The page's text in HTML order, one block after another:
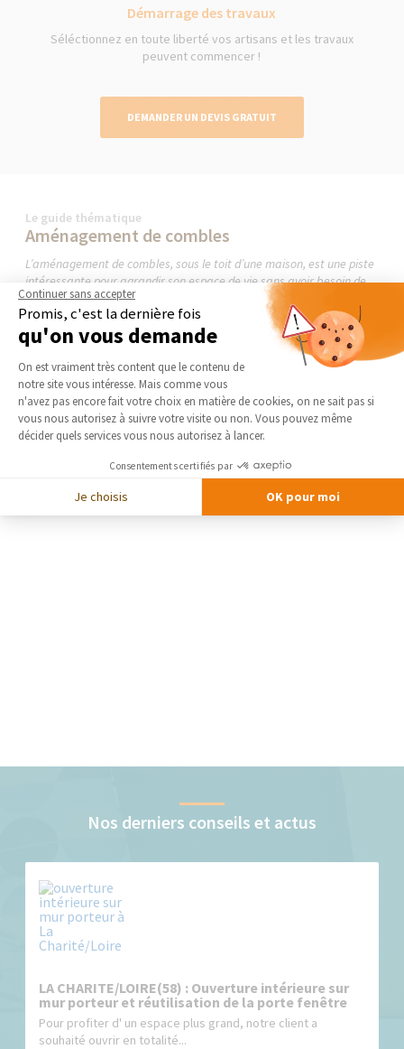
Démarrage des travaux
Séléctionnez en toute liberté vos artisans et les travaux
peuvent commencer !
DEMANDER UN DEVIS GRATUIT
Le guide thématique
Aménagement de combles
L’aménagement de combles, sous le toit d’une maison, est une piste
intéressante pour agrandir son espace de vie sans avoir besoin de
faire construire une extension ou de surélever sa maison. Il permet
d’accueillir, par exemple, une chambre supplémentaire. Tout ce qu’il
faut savoir pour un projet d’agrandissement...
LIRE LE GUIDE THÉMATIQUE
Nos derniers conseils et actus
LA CHARITE/LOIRE(58) : Ouverture intérieure sur
mur porteur et réutilisation de la porte fenêtre
Pour profiter d' un espace plus grand, notre client a
souhaité ouvrir en totalité...
Continuer sans accepter
Promis, c'est la dernière fois
qu'on vous demande
Plateforme de Gestion du
On est vraiment très content que le contenu de
notre site vous intéresse. Mais comme vous
n'avez pas encore fait votre choix en matière de cookies, on ne sait pas si
vous nous autorisez à suivre votre visite ou non. Vous pouvez même
décider quels services vous nous autorisez à lancer.
Consentements certifiés par
Je choisis OK pour moi
Axeptio consent